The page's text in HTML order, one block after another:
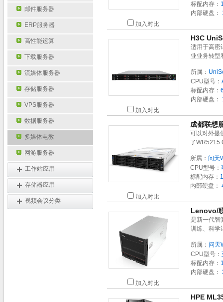
邮件服务器
ERP服务器
高性能运算
下载服务器
流媒体服务器
存储服务器
VPS服务器
数据服务器
多媒体电教
网游服务器
工作站应用
存储器应用
视频会议分类
加入对比
标配内存：
内部硬盘：
加入对比
H3C
适用于高密
业业务转型
所属：
CPU型号：
标配内存：
内部硬盘：
加入对比
成都联想
可以对外提
了WR5215
所属： 问天
CPU型号：
标配内存：
内部硬盘：
加入对比
Lenovo/
是新一代智
训练、科学
所属： 问天
CPU型号：
标配内存：
内部硬盘：
HPE